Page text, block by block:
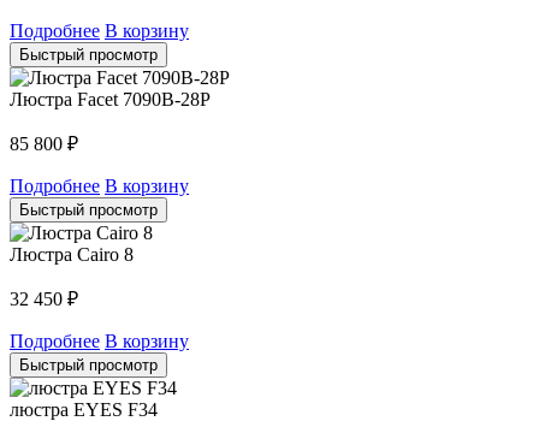
Подробнее В корзину
Быстрый просмотр
Люстра Facet 7090B-28P
85 800 ₽
Подробнее В корзину
Быстрый просмотр
Люстра Cairo 8
32 450 ₽
Подробнее В корзину
Быстрый просмотр
люстра EYES F34